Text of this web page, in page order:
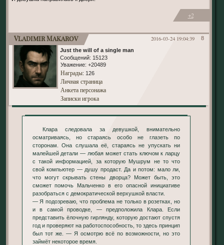
+2
8
2016-03-24 19:04:39
Vladimir Makarov
Just the will of a single man
Сообщений: 15123
Уважение: +20489
Награды: 126
Личная страница
Анкета персонажа
Записки игрока
Клара следовала за девушкой, внимательно
осматриваясь, но стараясь особо не глазеть по
сторонам. Она слушала её, стараясь не упускать ни
малейшей детали — любая может стать ключом к ларцу
с такой информацией, за которую Мушрум не то что
свой компьютер — душу продаст. Да и потом: мало ли,
что могут скрывать стены дворца? Может быть, это
сможет помочь Мальченко в его опасной инициативе
разобраться с демократической верхушкой власти.
— Я подозреваю, что проблема не только в розетках, но
и в самой проводке, — предположила Клара. Если
представить ёлочную гирлянду, которую достают спустя
год и проверяют на работоспособность, то здесь принцип
был тот же. — Я осмотрю всё по возможности, но это
займёт некоторое время.